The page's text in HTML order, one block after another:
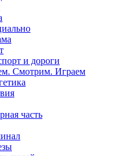
и дороги
Смотрим. Играем
часть